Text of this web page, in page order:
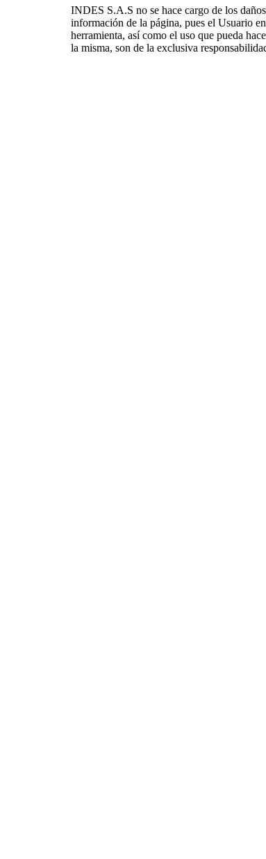
INDES S.A.S no se hace cargo de los
información de la página, pues el Usuario
herramienta, así como el uso que pueda
la misma, son de la exclusiva